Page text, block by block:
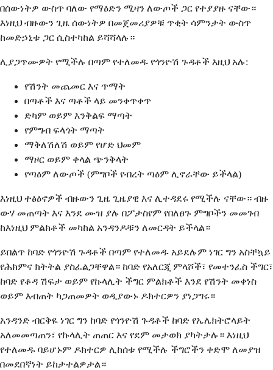
በሰውነትዎ ውስጥ ባለው የማዕድን ሚዛን ለውጦች ጋር የተያያዙ ናቸው።
እነዚህ ብዙውን ጊዜ ሰውነትዎ በመጀመሪያዎቹ ጥቂት ሳምንታት ውስጥ
ከመድኃኒቱ ጋር ሲስተካከል ይሻሻላሉ።
ሊያጋጥሙዎት የሚችሉ በጣም የተለመዱ የጎንዮሽ ጉዳቶች እዚህ አሉ:
የሽንት መጨመር እና ጥማት
በጣቶች እና ጣቶች ላይ መንቀጥቀጥ
ድካም ወይም እንቅልፍ ማጣት
የምግብ ፍላጎት ማጣት
ማቅለሽለሽ ወይም የሆድ ህመም
ማዞር ወይም ቀላል ጭንቅላት
የጣዕም ለውጦች (ምግቦች የብረት ጣዕም ሊኖራቸው ይችላል)
እነዚህ ተፅዕኖዎች ብዙውን ጊዜ ጊዜያዊ እና ሊተዳደሩ የሚችሉ ናቸው። ብዙ
ውሃ መጠጣት እና እንደ ሙዝ ያሉ በፖታስየም የበለፀጉ ምግቦችን መመገብ
ከእነዚህ ምልክቶች መካከል አንዳንዶቹን ለመርዳት ይችላል።
ይበልጥ ከባድ የጎንዮሽ ጉዳቶች በጣም የተለመዱ አይደሉም ነገር ግን አስቸኳይ
የሕክምና ክትትል ያስፈልጋቸዋል። ከባድ የአለርጂ ምላሾች፣ የመተንፈስ ችግር፣
ከባድ የቆዳ ሽፍታ ወይም የኩላሊት ችግር ምልክቶች እንደ የሽንት መቀነስ
ወይም እብጠት ካጋጠመዎት ወዲያውኑ ዶክተርዎን ያነጋግሩ።
አንዳንድ ብርቅዬ ነገር ግን ከባድ የጎንዮሽ ጉዳቶች ከባድ የኤሌክትሮላይት
አለመመጣጠን፣ የኩላሊት ጠጠር እና የደም መታወክ ያካትታሉ። እነዚህ
የተለመዱ ባይሆኑም ዶክተርዎ ሊከሰቱ የሚችሉ ችግሮችን ቀድሞ ለመያዝ
በመደበኛነት ይከታተልዎታል።